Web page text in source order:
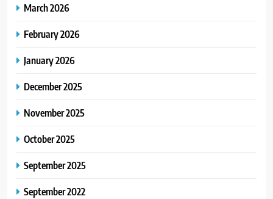
March 2026
February 2026
January 2026
December 2025
November 2025
October 2025
September 2025
September 2022